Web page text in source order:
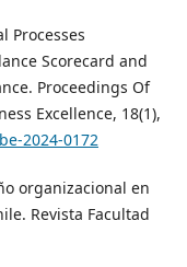
Processes
Scorecard and
Proceedings Of
Excellence, 18(1),
2024-0172
organizacional en
Revista Facultad